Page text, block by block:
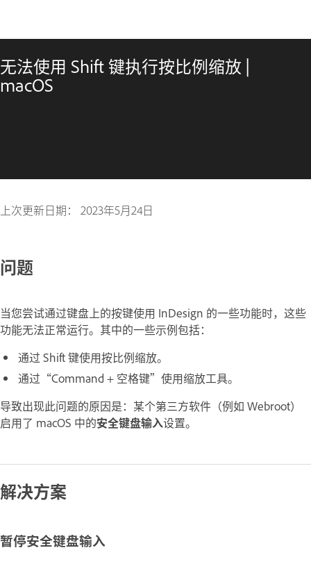
无法使用 Shift 键执行按比例缩放 |
macOS
上次更新日期： 2023年5月24日
问题
当您尝试通过键盘上的按键使用 InDesign 的一些功能时，这些
功能无法正常运行。其中的一些示例包括：
通过 Shift 键使用按比例缩放。
通过“Command + 空格键”使用缩放工具。
导致出现此问题的原因是：某个第三方软件（例如 Webroot）
启用了 macOS 中的安全键盘输入设置。
解决方案
暂停安全键盘输入